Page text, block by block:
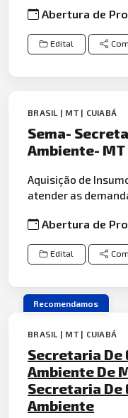
Abertura de
Edital
BRASIL | MT | CUIABÁ
Sema-
Ambiente- MT
Aquisição de
atender as
Abertura de
Edital
Recomendamos
BRASIL | MT | CUIABÁ
Secretaria De
Ambiente De
Secretaria De
Ambiente